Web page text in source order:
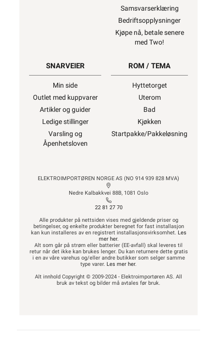
Samsvarserklæring
Bedriftsopplysninger
Kjøpe nå, betale senere
med Two!
SNARVEIER
Min side
Outlet med kuppvarer
Artikler og guider
Ledige stillinger
Varsling og
Åpenhetsloven
ROM / TEMA
Hyttetorget
Uterom
Bad
Kjøkken
Startpakke/Pakkeløsning
ELEKTROIMPORTØREN NORGE AS (NO 914 939 828 MVA)
Nedre Kalbakkvei 88B, 1081 Oslo
22 81 27 70
Alle produkter på nettsiden vises med gjeldende priser og
betingelser, og enkelte produkter beregnet for fast installasjon
kan kun installeres av en registrert installasjonsvirksomhet. Les
mer her.
Alt som går på strøm eller batterier (EE-avfall) skal leveres til
retur når det ikke kan brukes lenger. Du kan returnere dette gratis
i en av våre varehus og/eller andre butikker som selger samme
type varer. Les mer her.
Alt innhold Copyright © 2009-2024 - Elektroimportøren AS. All
bruk av tekst og bilder må avtales før bruk.